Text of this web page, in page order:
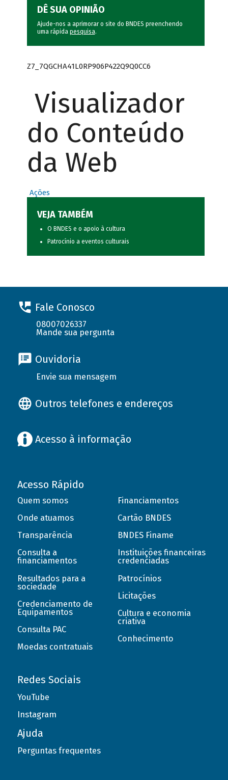
DÊ SUA OPINIÃO
Ajude-nos a aprimorar o site do BNDES preenchendo
uma rápida pesquisa.
Z7_7QGCHA41L0RP906P422Q9Q0CC6
Visualizador
do Conteúdo
da Web
Ações
VEJA TAMBÉM
O BNDES e o apoio à cultura
Patrocínio a eventos culturais
Fale Conosco
08007026337
Mande sua pergunta
Ouvidoria
Envie sua mensagem
Outros telefones e endereços
Acesso à informação
Acesso Rápido
Quem somos
Onde atuamos
Transparência
Consulta a
financiamentos
Resultados para a
sociedade
Credenciamento de
Equipamentos
Consulta PAC
Moedas contratuais
Financiamentos
Cartão BNDES
BNDES Finame
Instituições financeiras
credenciadas
Patrocínios
Licitações
Cultura e economia
criativa
Conhecimento
Redes Sociais
YouTube
Instagram
Ajuda
Perguntas frequentes